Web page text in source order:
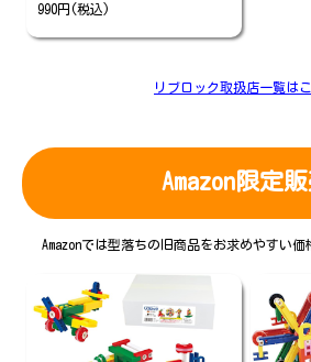
990円(税込)
リブロック取扱店一覧は
Amazon限定
Amazonでは型落ちの旧商品をお求めやすい価